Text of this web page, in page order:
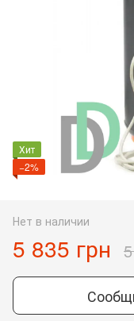
Хит
−2%
Нет в наличии
5 835 грн